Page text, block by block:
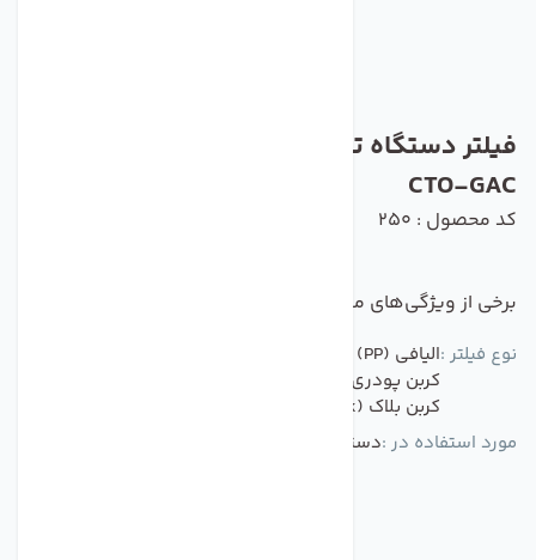
CTO-GAC
کد محصول : 250
برخی از ویژگی‌های مهم این محصول :
نوع فیلتر :الیافی (PP)
کربن پودری (Carbon Active)
کربن بلاک (Carbon Block)
مورد استفاده در :دستگاه تصفیه کننده آب